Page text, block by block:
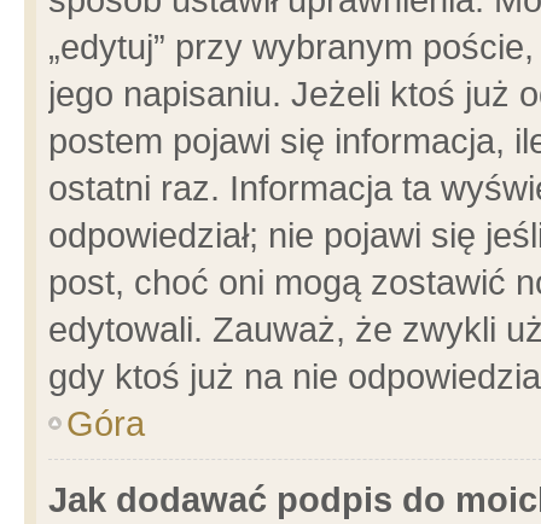
„edytuj” przy wybranym
jego napisaniu. Jeżeli ktoś już
postem pojawi się informacja,
ostatni raz. Informacja ta
odpowiedział; nie pojawi się
post, choć oni mogą zostawić
edytowali. Zauważ, że zwykli
gdy ktoś już na nie
Góra
Jak dodawać podpis do